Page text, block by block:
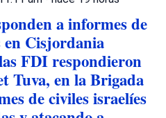
a informes de
en Cisjordania
FDI respondieron
Tuva, en la Brigada
de civiles israelíes